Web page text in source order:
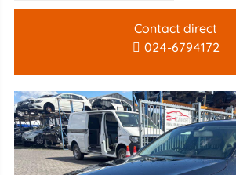
Contact direct
024-6794172